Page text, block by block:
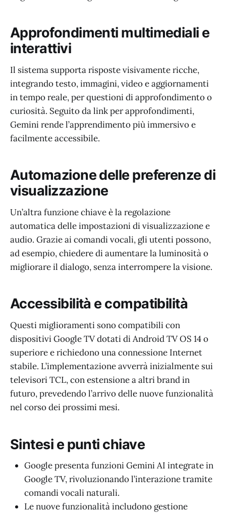
Approfondimenti multimediali e
interattivi
Il sistema supporta risposte visivamente ricche,
integrando testo, immagini, video e aggiornamenti
in tempo reale, per questioni di approfondimento o
curiosità. Seguito da link per approfondimenti,
Gemini rende l’apprendimento più immersivo e
facilmente accessibile.
Automazione delle preferenze di
visualizzazione
Un’altra funzione chiave è la regolazione
automatica delle impostazioni di visualizzazione e
audio. Grazie ai comandi vocali, gli utenti possono,
ad esempio, chiedere di aumentare la luminosità o
migliorare il dialogo, senza interrompere la visione.
Accessibilità e compatibilità
Questi miglioramenti sono compatibili con
dispositivi Google TV dotati di Android TV OS 14 o
superiore e richiedono una connessione Internet
stabile. L’implementazione avverrà inizialmente sui
televisori TCL, con estensione a altri brand in
futuro, prevedendo l’arrivo delle nuove funzionalità
nel corso dei prossimi mesi.
Sintesi e punti chiave
Google presenta funzioni Gemini AI integrate in
Google TV, rivoluzionando l’interazione tramite
comandi vocali naturali.
Le nuove funzionalità includono gestione